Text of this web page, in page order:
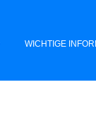
WICHTIGE